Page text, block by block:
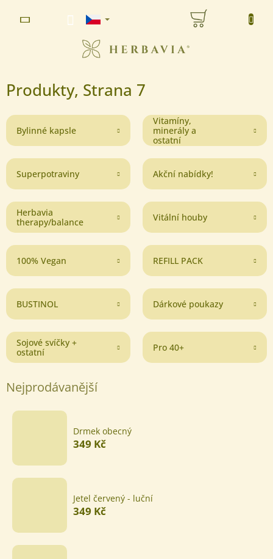
NÁKUPNÍ
Produkty, Strana 7
Bylinné kapsle
Vitamíny,
minerály a
ostatní
Superpotraviny Akční nabídky!
Herbavia
therapy/balance
Vitální houby
100% Vegan REFILL PACK
BUSTINOL Dárkové poukazy
Sojové svíčky +
ostatní
Pro 40+
Nejprodávanější
Drmek obecný
349 Kč
Jetel červený - luční
349 Kč
www.herbavia.cz - Chat